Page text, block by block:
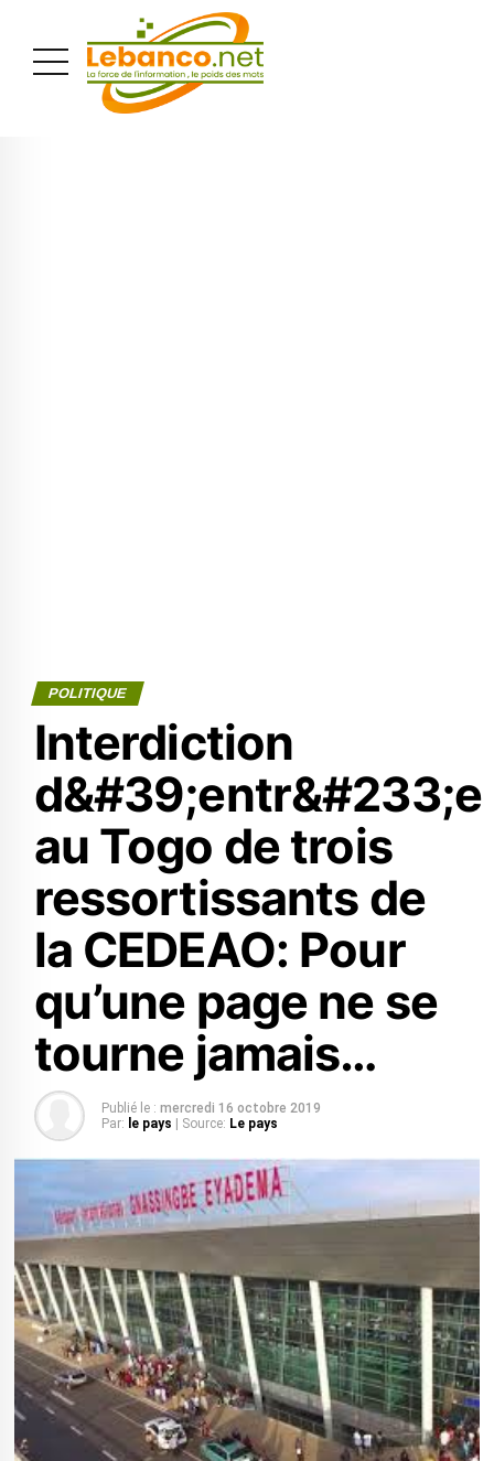
POLITIQUE
Interdiction
d&#39;entr&#233;e
au Togo de trois
ressortissants de
la CEDEAO: Pour
qu’une page ne se
tourne jamais…
Publié le : mercredi 16 octobre 2019
Par: le pays | Source: Le pays